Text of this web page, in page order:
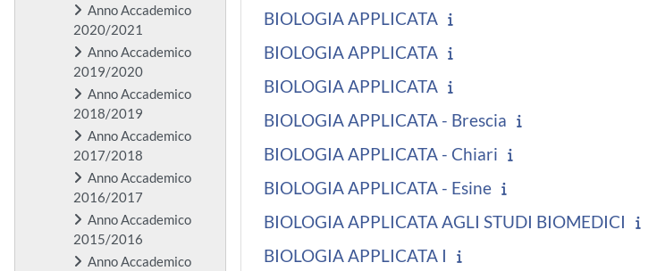
BIOLOGIA APPLICATA
BIOLOGIA APPLICATA
BIOLOGIA APPLICATA
BIOLOGIA APPLICATA - Brescia
BIOLOGIA APPLICATA - Chiari
BIOLOGIA APPLICATA - Esine
BIOLOGIA APPLICATA AGLI STUDI BIOMEDICI
BIOLOGIA APPLICATA I
Anno Accademico
2020/2021
Anno Accademico
2019/2020
Anno Accademico
2018/2019
Anno Accademico
2017/2018
Anno Accademico
2016/2017
Anno Accademico
2015/2016
Anno Accademico